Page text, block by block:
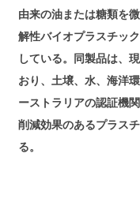
由来の油または糖類を
解性バイオプラスチッ
している。同製品は、
おり、土壌、水、海洋
ーストラリアの認証機
削減効果のあるプラス
る。